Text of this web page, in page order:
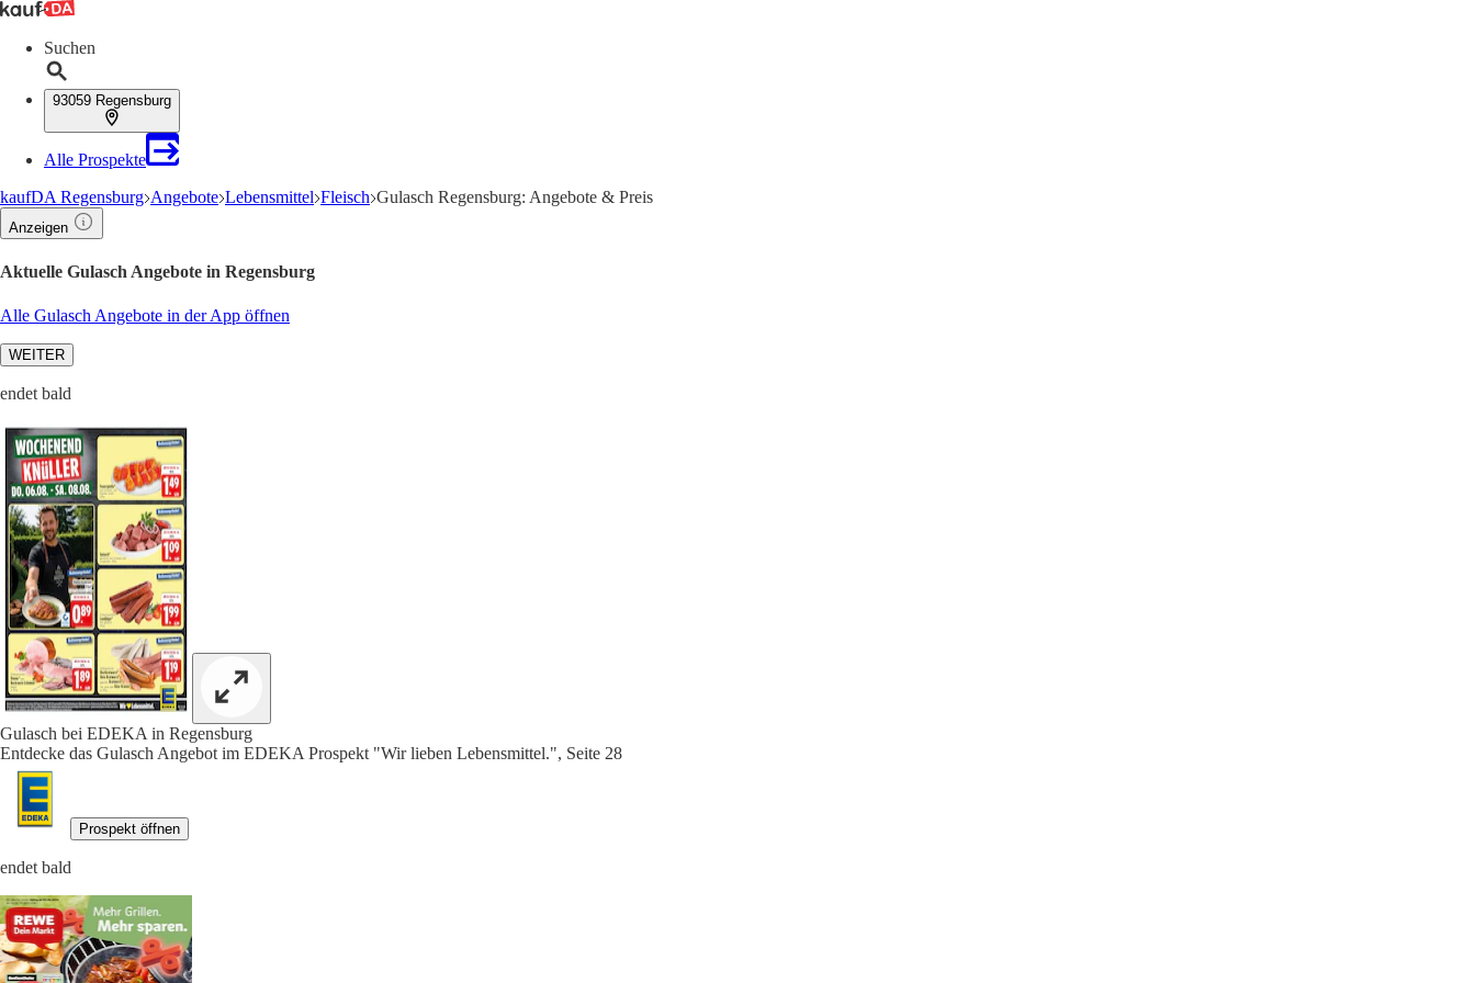
Suchen
93059 Regensburg
Alle Prospekte
kaufDA Regensburg Angebote Lebensmittel Fleisch Gulasch Regensburg: Angebote & Preis
Anzeigen
Aktuelle Gulasch Angebote in Regensburg
Alle Gulasch Angebote in der App öffnen
WEITER
endet bald
Gulasch bei EDEKA in Regensburg
Entdecke das Gulasch Angebot im EDEKA Prospekt "Wir lieben Lebensmittel.", Seite 28
Prospekt öffnen
endet bald